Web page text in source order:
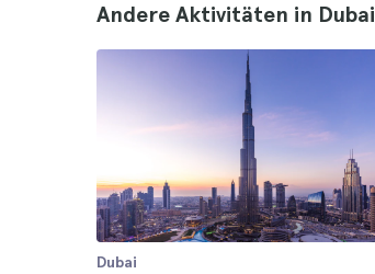
Andere Aktivitäten in Dubai
Dubai